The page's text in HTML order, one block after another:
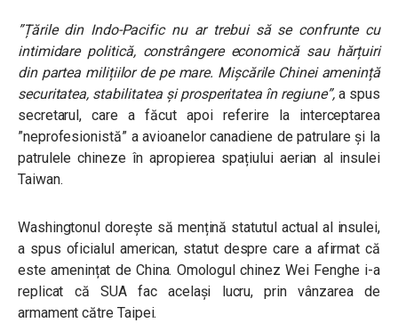
”Țările din Indo-Pacific nu ar trebui să se confrunte cu
intimidare politică, constrângere economică sau hărțuiri
din partea milițiilor de pe mare. Mișcările Chinei amenință
securitatea, stabilitatea și prosperitatea în regiune”,a spus
secretarul, care a făcut apoi referire la interceptarea
”neprofesionistă” a avioanelor canadiene de patrulare și la
patrulele chineze în apropierea spațiului aerian al insulei
Taiwan.
Washingtonul dorește să mențină statutul actual al insulei,
a spus oficialul american, statut despre care a afirmat că
este amenințat de China. Omologul chinez Wei Fenghe i-a
replicat că SUA fac același lucru, prin vânzarea de
armament către Taipei.